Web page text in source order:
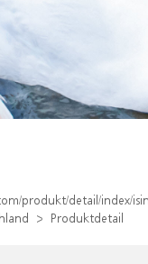
produkt/detail/index/
Produktdetail